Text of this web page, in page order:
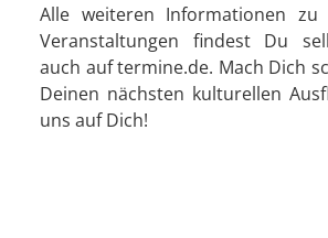
Alle weiteren Informationen zu
Veranstaltungen findest Du
auch auf termine.de. Mach Dich
Deinen nächsten kulturellen
uns auf Dich!